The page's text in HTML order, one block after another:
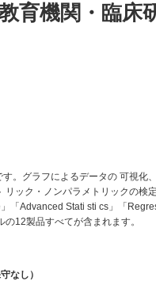
育機関・臨床
。グラフによるデータの 可視化
ック・ノンパラメトリックの検
「Advanced Stati sti cs」「
12製品すべてが含まれます。
なし）